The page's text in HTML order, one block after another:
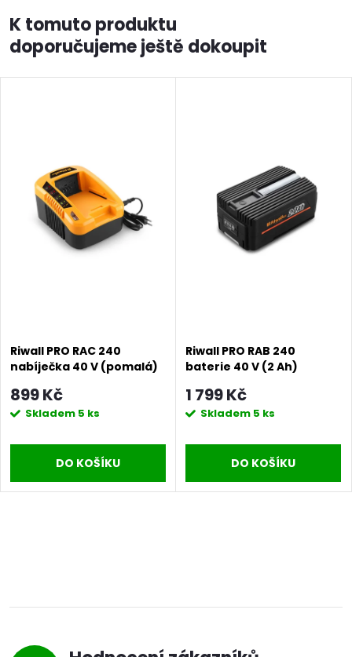
K tomuto produktu
doporučujeme ještě dokoupit
Riwall PRO RAC 240
nabíječka 40 V (pomalá)
899 Kč
Skladem 5 ks
DO KOŠÍKU
Riwall PRO RAB 240
baterie 40 V (2 Ah)
1 799 Kč
Skladem 5 ks
DO KOŠÍKU